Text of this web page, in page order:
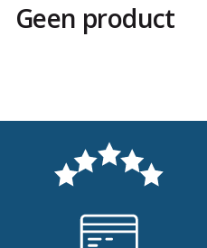
Geen product